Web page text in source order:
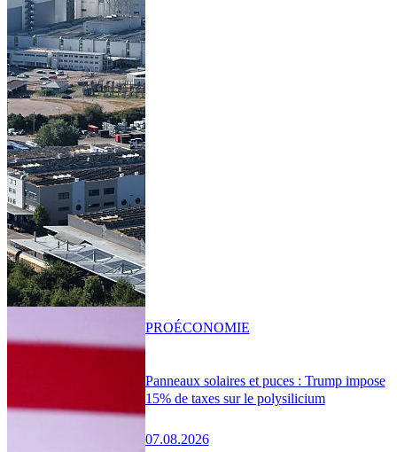
Panneaux solaires et puces : Trump impose
15% de taxes sur le polysilicium
07.08.2026
PROÉCONOMIE